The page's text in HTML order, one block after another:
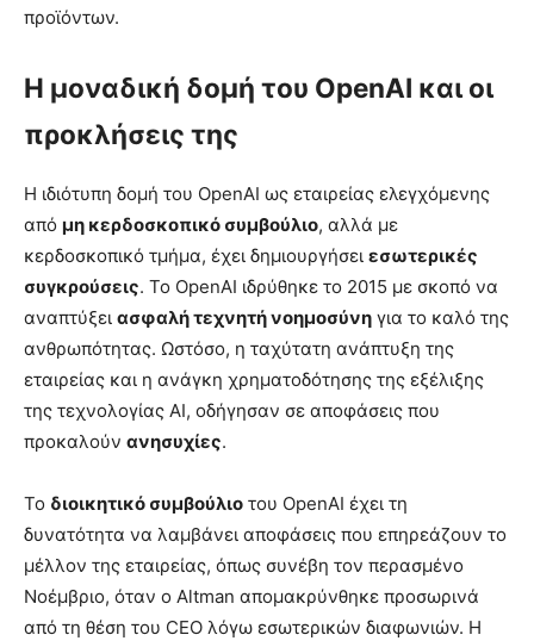
προϊόντων.
Η μοναδική δομή του OpenAI και οι
προκλήσεις της
Η ιδιότυπη δομή του OpenAI ως εταιρείας ελεγχόμενης
από μη κερδοσκοπικό συμβούλιο, αλλά με
κερδοσκοπικό τμήμα, έχει δημιουργήσει εσωτερικές
συγκρούσεις. Το OpenAI ιδρύθηκε το 2015 με σκοπό να
αναπτύξει ασφαλή τεχνητή νοημοσύνη για το καλό της
ανθρωπότητας. Ωστόσο, η ταχύτατη ανάπτυξη της
εταιρείας και η ανάγκη χρηματοδότησης της εξέλιξης
της τεχνολογίας AI, οδήγησαν σε αποφάσεις που
προκαλούν ανησυχίες.
Το διοικητικό συμβούλιο του OpenAI έχει τη
δυνατότητα να λαμβάνει αποφάσεις που επηρεάζουν το
μέλλον της εταιρείας, όπως συνέβη τον περασμένο
Νοέμβριο, όταν ο Altman απομακρύνθηκε προσωρινά
από τη θέση του CEO λόγω εσωτερικών διαφωνιών. Η